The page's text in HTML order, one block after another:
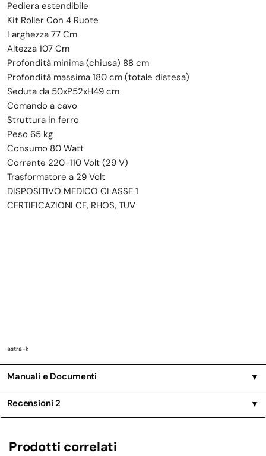
Pediera estendibile
Kit Roller Con 4 Ruote
Larghezza 77 Cm
Altezza 107 Cm
Profondità minima (chiusa) 88 cm
Profondità massima 180 cm (totale distesa)
Seduta da 50xP52xH49 cm
Comando a cavo
Struttura in ferro
Peso 65 kg
Consumo 80 Watt
Corrente 220-110 Volt (29 V)
Trasformatore a 29 Volt
DISPOSITIVO MEDICO CLASSE 1
CERTIFICAZIONI CE, RHOS, TUV
astra-k
Manuali e Documenti ▼
Recensioni2 ▼
Prodotti correlati